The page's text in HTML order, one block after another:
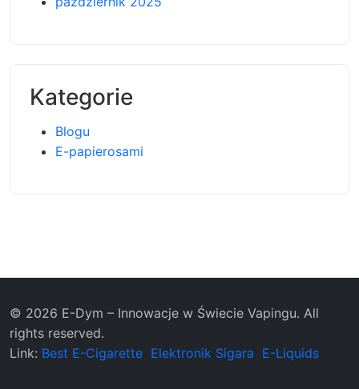
Kategorie
Blogu
E-papierosami
© 2026 E-Dym – Innowacje w Świecie Vapingu. All
rights reserved.
Link: Best E-Cigarette Elektronik Sigara E-Liquids